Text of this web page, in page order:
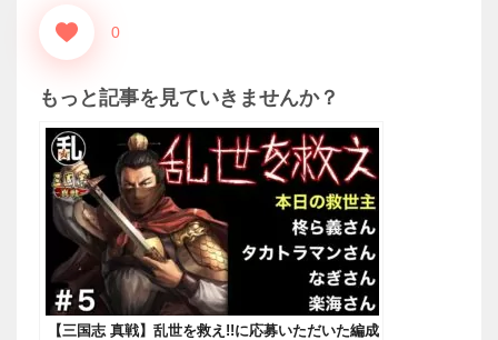
0
もっと記事を見ていきませんか？
【三国志 真戦】乱世を救え!!に応募いただいた編成